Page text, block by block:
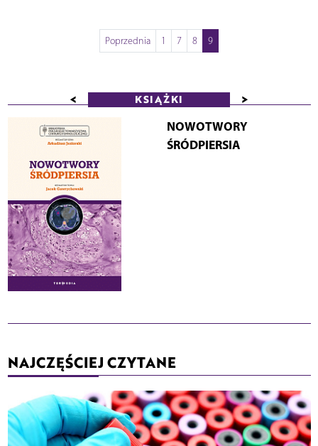
Poprzednia 1 7 8 9
< KSIĄŻKI >
NOWOTWORY
ŚRÓDPIERSIA
NAJCZĘŚCIEJ CZYTANE